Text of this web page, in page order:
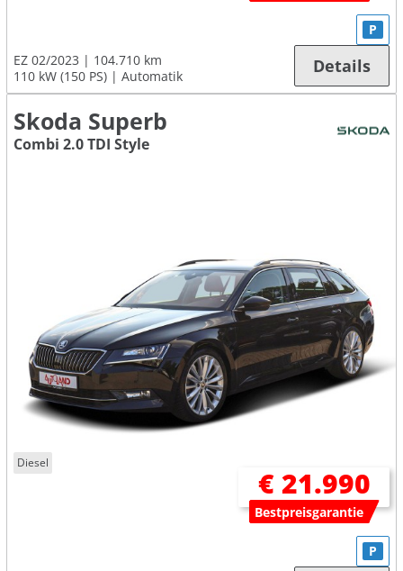
EZ 02/2023
104.710 km
110 kW (150 PS)
Automatik
P
Details
Skoda Superb
Combi 2.0 TDI Style
Diesel
€ 21.990
Bestpreisgarantie
P